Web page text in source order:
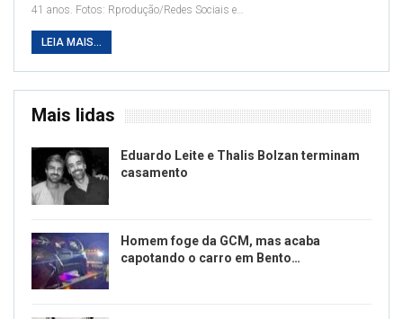
41 anos. Fotos: Rprodução/Redes Sociais e…
LEIA MAIS...
Mais lidas
Eduardo Leite e Thalis Bolzan terminam
casamento
Homem foge da GCM, mas acaba
capotando o carro em Bento…